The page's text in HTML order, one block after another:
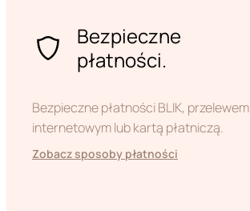
Bezpieczne
płatności.
Bezpieczne płatności BLIK, przelewem
internetowym lub kartą płatniczą.
Zobacz sposoby płatności